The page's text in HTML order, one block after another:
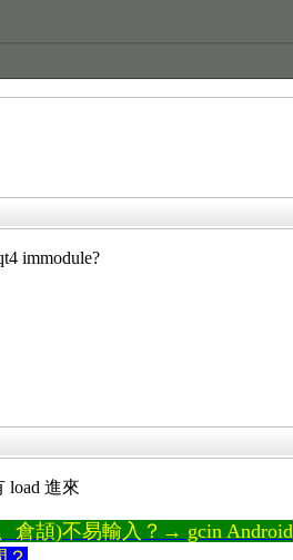
immodule?
load 進來
倉頡)不易輸入？→ gcin Android